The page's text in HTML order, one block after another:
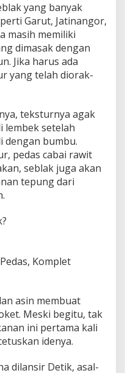
yang banyak
Garut, Jatinangor,
masih memiliki
dimasak dengan
Jika harus ada
yang telah diorak-
teksturnya agak
lembek setelah
dengan bumbu.
pedas cabai rawit
seblak juga akan
tepung dari
Komplet
asin membuat
Meski begitu, tak
ini pertama kali
idenya.
dilansir Detik, asal-